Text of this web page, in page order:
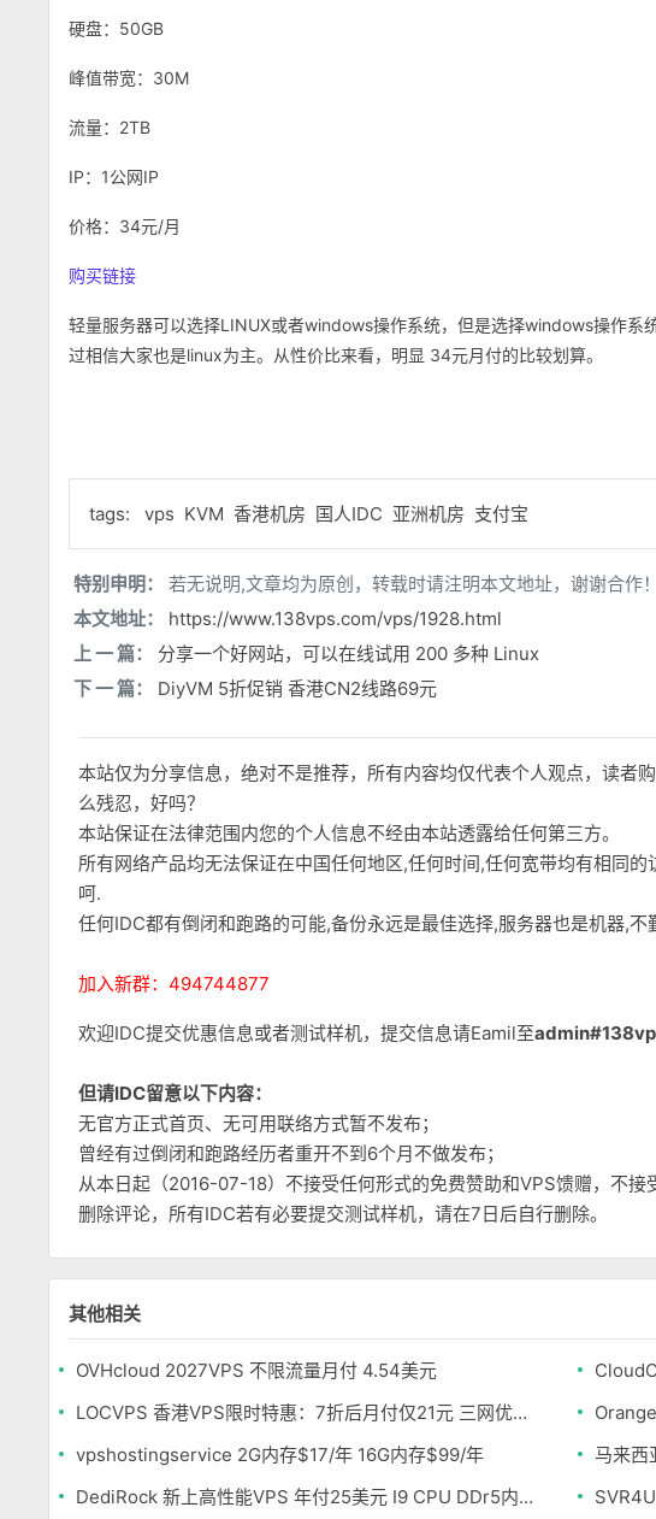
硬盘：50GB
峰值带宽：30M
流量：2TB
IP：1公网IP
价格：34元/月
购买链接
轻量服务器可以选择LINUX或者windows操作系统，但是选择windows操作系
过相信大家也是linux为主。从性价比来看，明显 34元月付的比较划算。
tags: vps KVM 香港机房 国人IDC 亚洲机房 支付宝
特别申明：
若无说明,文章均为原创，转载时请注明本文地址，谢谢合作！
本文地址：
https://www.138vps.com/vps/1928.html
上 一 篇：
分享一个好网站，可以在线试用 200 多种 Linux
下 一 篇：
DiyVM 5折促销 香港CN2线路69元
本站仅为分享信息，绝对不是推荐，所有内容均仅代表个人观点，读者
么残忍，好吗？
本站保证在法律范围内您的个人信息不经由本站透露给任何第三方。
所有网络产品均无法保证在中国任何地区,任何时间,任何宽带均有相同
呵.
任何IDC都有倒闭和跑路的可能,备份永远是最佳选择,服务器也是机器,
加入新群：494744877
欢迎IDC提交优惠信息或者测试样机，提交信息请Eamil至
但请IDC留意以下内容：
无官方正式首页、无可用联络方式暂不发布；
曾经有过倒闭和跑路经历者重开不到6个月不做发布；
从本日起（2016-07-18）不接受任何形式的免费赞助和VPS馈赠，不
删除评论，所有IDC若有必要提交测试样机，请在7日后自行删除。
其他相关
OVHcloud 2027VPS 不限流量月付 4.54美元
LOCVPS 香港VPS限时特惠：7折后月付仅21元 三网优化BGP线路 可选原生IP
vpshostingservice 2G内存$17/年 16G内存$99/年
DediRock 新上高性能VPS 年付25美元 I9 CPU DDr5内存 纽约机房